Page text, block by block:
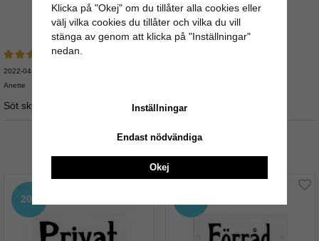
Recensioner
2022-04-21
Anette
Söt skylt sim motsvarade mina förväntningar!
20%
Klicka på "Okej" om du tillåter alla cookies eller
välj vilka cookies du tillåter och vilka du vill
stänga av genom att klicka på "Inställningar"
nedan.
Inställningar
Endast nödvändiga
Okej